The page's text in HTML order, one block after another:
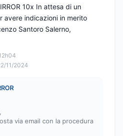
11/2024
10x In attesa di un
avere indicazioni in merito
Santoro Salerno,
via email con la procedura